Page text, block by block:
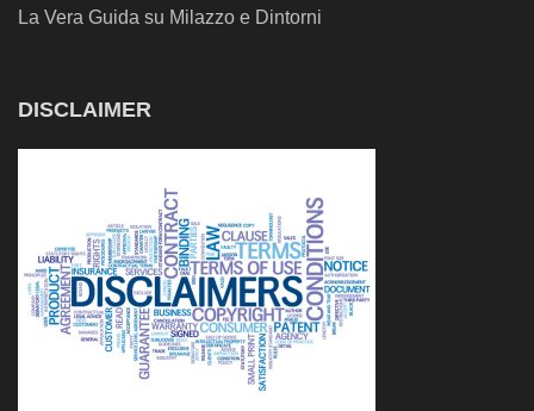
La Vera Guida su Milazzo e Dintorni
DISCLAIMER